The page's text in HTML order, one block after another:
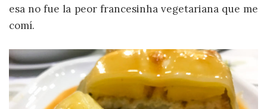
esa no fue la peor francesinha vegetariana que me
comí.